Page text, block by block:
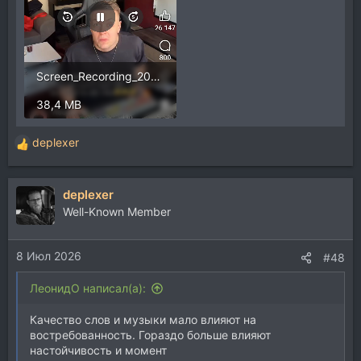
Screen_Recording_20260708_152235_Facebook[1].mp4
38,4 MB
Р
е
а
ц
и
и
:
deplexer
deplexer
Well-Known Member
8 Июл 2026 #48
ЛеонидО написал(а):
Качество слов и музыки мало влияют на
востребованность. Гораздо больше влияют
настойчивость и момент